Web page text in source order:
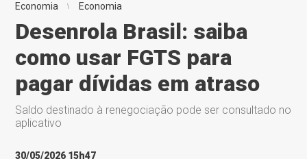
Economia Economia
Desenrola Brasil: saiba
como usar FGTS para
pagar dívidas em atraso
Saldo destinado à renegociação pode ser consultado no
aplicativo
30/05/2026 15h47